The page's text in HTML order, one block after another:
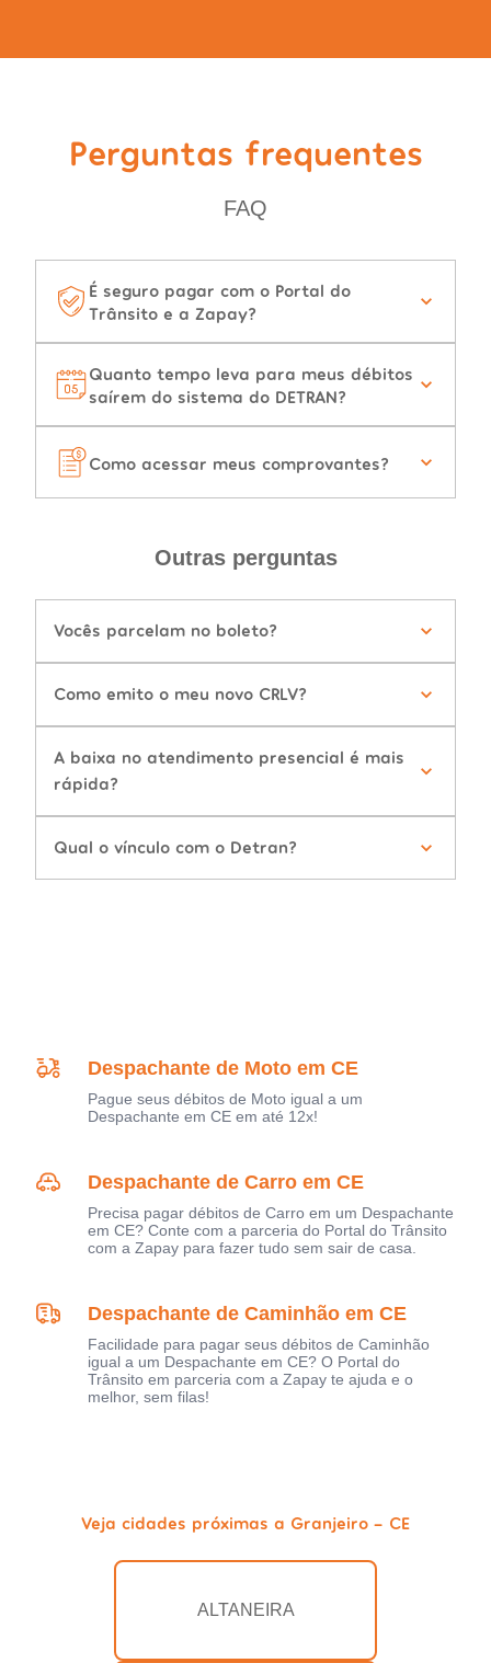
Perguntas frequentes
FAQ
É seguro pagar com o Portal do
Trânsito e a Zapay?
Quanto tempo leva para meus débitos
saírem do sistema do DETRAN?
Como acessar meus comprovantes?
Outras perguntas
Vocês parcelam no boleto?
Como emito o meu novo CRLV?
A baixa no atendimento presencial é mais
rápida?
Qual o vínculo com o Detran?
Despachante de Moto em CE
Pague seus débitos de Moto igual a um
Despachante em CE em até 12x!
Despachante de Carro em CE
Precisa pagar débitos de Carro em um Despachante
em CE? Conte com a parceria do Portal do Trânsito
com a Zapay para fazer tudo sem sair de casa.
Despachante de Caminhão em CE
Facilidade para pagar seus débitos de Caminhão
igual a um Despachante em CE? O Portal do
Trânsito em parceria com a Zapay te ajuda e o
melhor, sem filas!
Veja cidades próximas a Granjeiro - CE
ALTANEIRA